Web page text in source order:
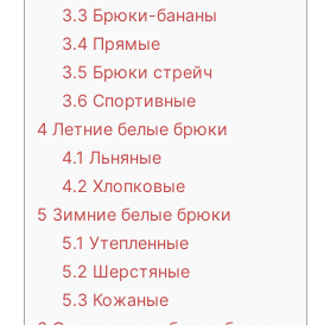
3.3 Брюки-бананы
3.4 Прямые
3.5 Брюки стрейч
3.6 Спортивные
4 Летние белые брюки
4.1 Льняные
4.2 Хлопковые
5 Зимние белые брюки
5.1 Утепленные
5.2 Шерстяные
5.3 Кожаные